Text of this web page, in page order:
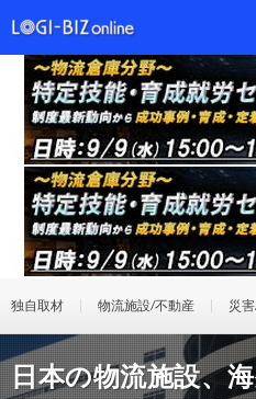
独自取材 物流施設/不動産 災
日本の物流施設、